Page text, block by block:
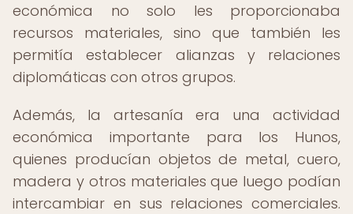
económica no solo les proporcionaba
recursos materiales, sino que también les
permitía establecer alianzas y relaciones
diplomáticas con otros grupos.
Además, la artesanía era una actividad
económica importante para los Hunos,
quienes producían objetos de metal, cuero,
madera y otros materiales que luego podían
intercambiar en sus relaciones comerciales.